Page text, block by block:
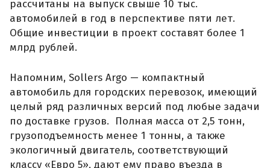
рассчитаны на выпуск свыше 10 тыс.
автомобилей в год в перспективе пяти лет.
Общие инвестиции в проект составят более 1
млрд рублей.
Напомним, Sollers Argo — компактный
автомобиль для городских перевозок, имеющий
целый ряд различных версий под любые задачи
по доставке грузов. Полная масса от 2,5 тонн,
грузоподъемность менее 1 тонны, а также
экологичный двигатель, соответствующий
классу «Евро 5», дают ему право въезда в